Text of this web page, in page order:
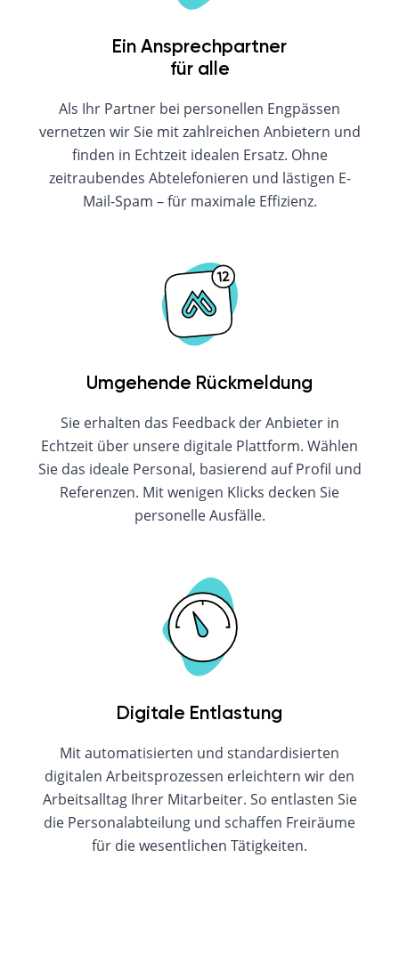
Ein Ansprechpartner
für alle
Als Ihr Partner bei personellen Engpässen
vernetzen wir Sie mit zahlreichen Anbietern und
finden in Echtzeit idealen Ersatz. Ohne
zeitraubendes Abtelefonieren und lästigen E-
Mail-Spam – für maximale Effizienz.
Umgehende Rückmeldung
Sie erhalten das Feedback der Anbieter in
Echtzeit über unsere digitale Plattform. Wählen
Sie das ideale Personal, basierend auf Profil und
Referenzen. Mit wenigen Klicks decken Sie
personelle Ausfälle.
Digitale Entlastung
Mit automatisierten und standardisierten
digitalen Arbeitsprozessen erleichtern wir den
Arbeitsalltag Ihrer Mitarbeiter. So entlasten Sie
die Personalabteilung und schaffen Freiräume
für die wesentlichen Tätigkeiten.